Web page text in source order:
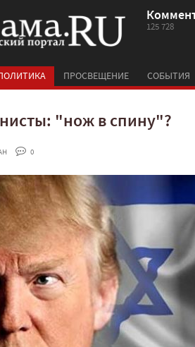
125 728
ПРОСВЕЩЕНИЕ СОБЫТИЯ
"нож в спину"?
0